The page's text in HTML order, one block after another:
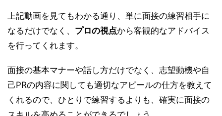
上記動画を見てもわかる通り、単に面接の練習相手に
なるだけでなく、 プロの視点から客観的なアドバイス
を行ってくれます。
面接の基本マナーや話し方だけでなく、志望動機や自
己PRの内容に関しても適切なアピールの仕方を教えて
くれるので、ひとりで練習するよりも、確実に面接の